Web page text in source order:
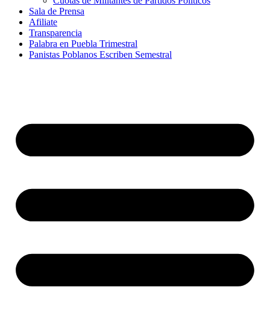
Sala de Prensa
Afiliate
Transparencia
Palabra en Puebla Trimestral
Panistas Poblanos Escriben Semestral